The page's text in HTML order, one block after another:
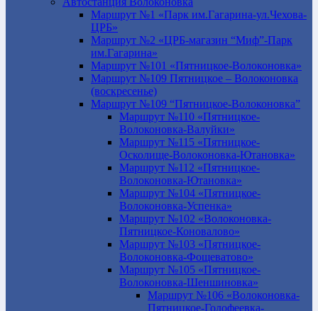
Маршрут №1 «Парк им.Гагарина-ул.Чехова-
ЦРБ»
Маршрут №2 «ЦРБ-магазин “Миф”-Парк
им.Гагарина»
Маршрут №101 «Пятницкое-Волоконовка»
Маршрут №109 Пятницкое – Волоконовка
(воскресенье)
Маршрут №109 “Пятницкое-Волоконовка”
Маршрут №110 «Пятницкое-
Волоконовка-Валуйки»
Маршрут №115 «Пятницкое-
Осколище-Волоконовка-Ютановка»
Маршрут №112 «Пятницкое-
Волоконовка-Ютановка»
Маршрут №104 «Пятницкое-
Волоконовка-Успенка»
Маршрут №102 «Волоконовка-
Пятницкое-Коновалово»
Маршрут №103 «Пятницкое-
Волоконовка-Фощеватово»
Маршрут №105 «Пятницкое-
Волоконовка-Шеншиновка»
Маршрут №106 «Волоконовка-
Пятницкое-Голофеевка-